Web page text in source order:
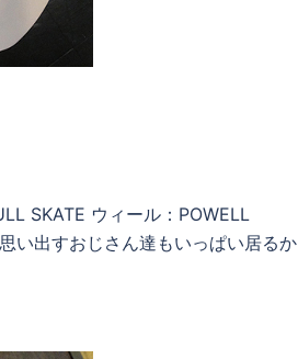
SKATE ウィール：POWELL
い出すおじさん達もいっぱい居るか